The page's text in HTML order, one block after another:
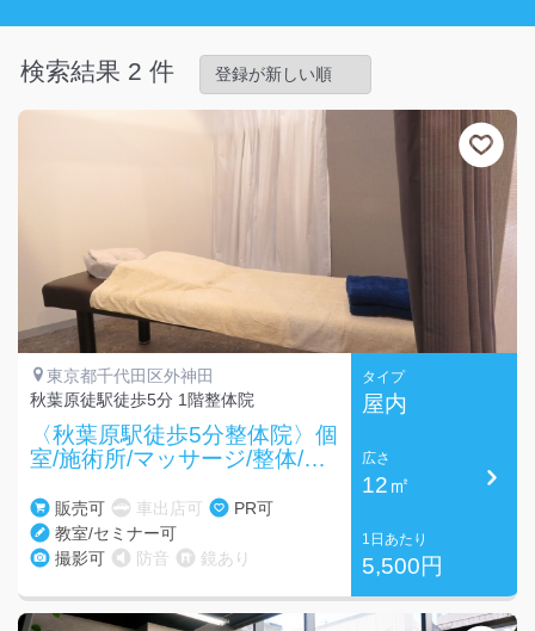
検索結果 2 件
東京都千代田区外神田
秋葉原徒駅徒歩5分 1階整体院
〈秋葉原駅徒歩5分整体院〉個
室/施術所/マッサージ/整体/指
販売可 車出店可
PR可
教室/セミナー可
撮影可
防音 鏡あり
タイプ
屋内
広さ
12㎡
1日あたり
5,500円